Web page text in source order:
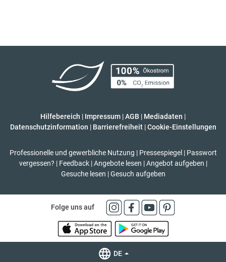
Hilfebereich | Impressum |AGB | Mediadaten |
Datenschutzinformation | Barrierefreiheit | Cookie-Einstellungen
Professionelle und gewerbliche Nutzung | Pressespiegel | Passwort
vergessen? | Feedback | Angebote lesen | Angebot aufgeben |
Gesuche lesen | Gesuch aufgeben
Folge uns auf
DE